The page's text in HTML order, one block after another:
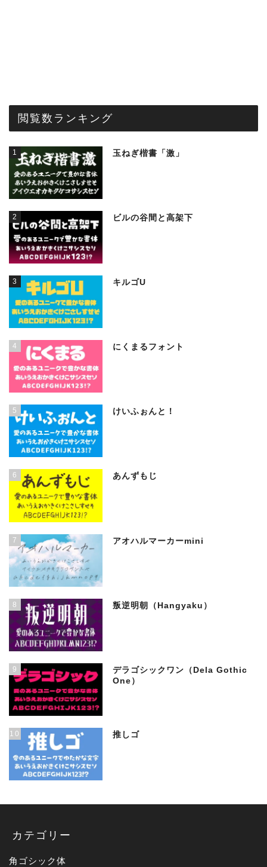
閲覧数ランキング
1 玉ねぎ楷書「激」
2 ビルの谷間と高架下
3 キルゴU
4 にくまるフォント
5 けいふぉんと！
6 あんずもじ
7 アオハルマーカーmini
8 叛逆明朝（Hangyaku）
9
デラゴシックワン（Dela Gothic
One）
10 推しゴ
カテゴリー
角ゴシック体